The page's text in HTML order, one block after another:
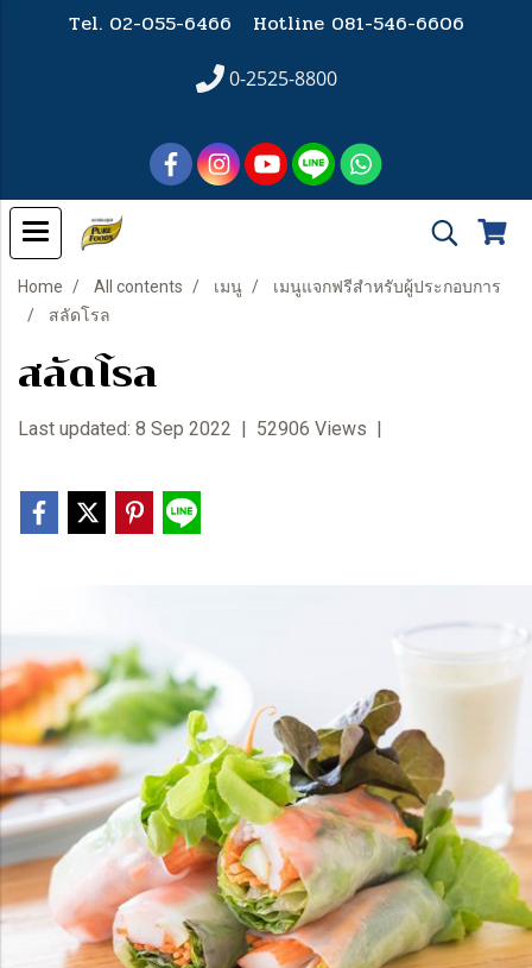
Tel. 02-055-6466 Hotline081-546-6606
0-2525-8800
Home All contents เมนู
เมนูแจกฟรีสำหรับผู้ประกอบการ
สลัดโรล
สลัดโรล
Last updated: 8 Sep 2022 | 52906 Views |